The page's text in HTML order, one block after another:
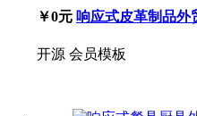
￥0元 响应式皮革制品外
开源 会员模板